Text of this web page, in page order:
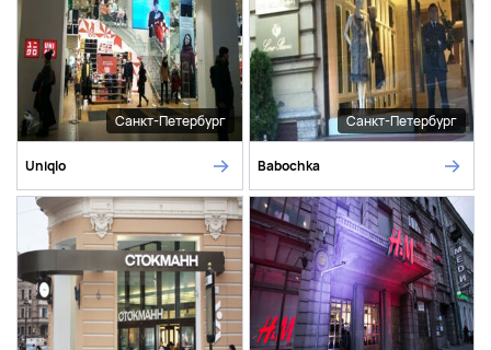
Санкт-Петербург
Uniqlo
Санкт-Петербург
Babochka